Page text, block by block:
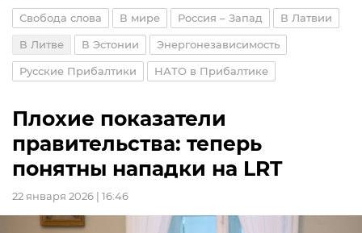
Свобода слова В мире Россия – Запад В Латвии
В Литве В Эстонии Энергонезависимость
Русские Прибалтики НАТО в Прибалтике
Плохие показатели
правительства: теперь
понятны нападки на LRT
22 января 2026 | 16:46